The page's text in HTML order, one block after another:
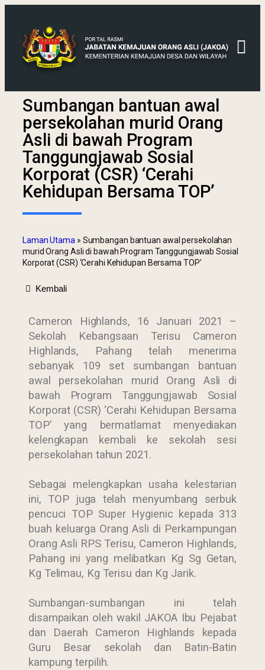
Sumbangan bantuan awal
persekolahan murid Orang
Asli di bawah Program
Tanggungjawab Sosial
Korporat (CSR) ‘Cerahi
Kehidupan Bersama TOP’
Laman Utama » Sumbangan bantuan awal persekolahan
murid Orang Asli di bawah Program Tanggungjawab Sosial
Korporat (CSR) ‘Cerahi Kehidupan Bersama TOP’
Kembali
Cameron Highlands, 16 Januari 2021 –
Sekolah Kebangsaan Terisu Cameron
Highlands, Pahang telah menerima
sebanyak 109 set sumbangan bantuan
awal persekolahan murid Orang Asli di
bawah Program Tanggungjawab Sosial
Korporat (CSR) ‘Cerahi Kehidupan Bersama
TOP’ yang bermatlamat menyediakan
kelengkapan kembali ke sekolah sesi
persekolahan tahun 2021.
Sebagai melengkapkan usaha kelestarian
ini, TOP juga telah menyumbang serbuk
pencuci TOP Super Hygienic kepada 313
buah keluarga Orang Asli di Perkampungan
Orang Asli RPS Terisu, Cameron Highlands,
Pahang ini yang melibatkan Kg Sg Getan,
Kg Telimau, Kg Terisu dan Kg Jarik.
Sumbangan-sumbangan ini telah
disampaikan oleh wakil JAKOA Ibu Pejabat
dan Daerah Cameron Highlands kepada
Guru Besar sekolah dan Batin-Batin
kampung terpilih.